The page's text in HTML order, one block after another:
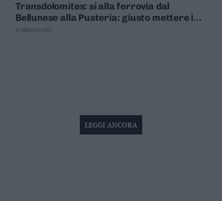
Transdolomites: si alla ferrovia dal
Bellunese alla Pusteria: giusto mettere in
rete i territori Perciò serve anche il treno
13 GENNAIO 2021
LEGGI ANCORA